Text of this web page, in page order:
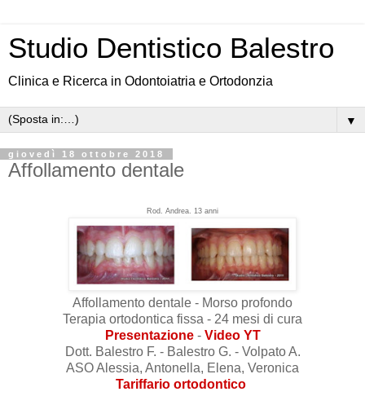
Studio Dentistico Balestro
Clinica e Ricerca in Odontoiatria e Ortodonzia
▼
giovedì 18 ottobre 2018
Affollamento dentale
Rod. Andrea. 13 anni
Affollamento dentale - Morso profondo
Terapia ortodontica fissa - 24 mesi di cura
Presentazione - Video YT
Dott. Balestro F. - Balestro G. - Volpato A.
ASO Alessia, Antonella, Elena, Veronica
Tariffario ortodontico